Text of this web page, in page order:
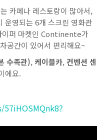
카페나 레스토랑이 많아서,
운영되는 6개 스크린 영화관
이퍼 마켓인 Continente가
공간이 있어서 편리해요~
수족관), 케이블카, 컨벤션 센
에요.